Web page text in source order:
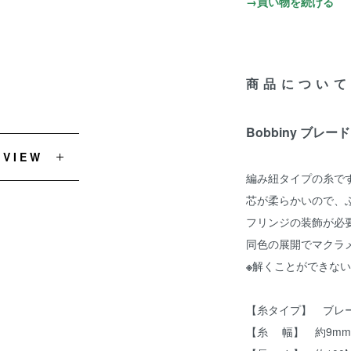
商品について
Bobbiny ブレー
編み紐タイプの糸で
芯が柔らかいので、
フリンジの装飾が必
同色の展開でマクラ
※解くことができな
【糸タイプ】 ブレ
【糸 幅】 約9mm